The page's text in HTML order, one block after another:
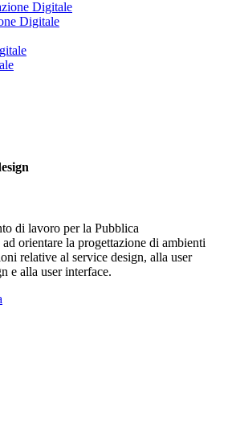
Digitale
di lavoro per la Pubblica
orientare la progettazione di ambienti
relative al service design, alla user
e alla user interface.